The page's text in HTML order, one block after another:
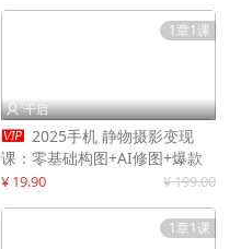
1章1课
 千启
 2025手机 静物摄影变现
课：零基础构图+AI修图+爆款
创作
¥ 19.90 ¥ 199.00
1章1课